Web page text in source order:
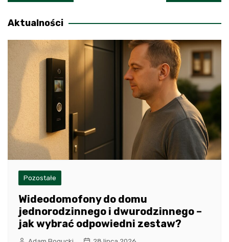
wpisu
Aktualności
Pozostałe
Wideodomofony do domu
jednorodzinnego i dwurodzinnego –
jak wybrać odpowiedni zestaw?